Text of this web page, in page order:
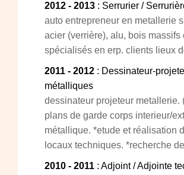
2012 - 2013 : Serrurier /
auto entrepreneur en metallerie
acier (verrière), alu, bois
spécialisés en erp. clients lieux
2011 - 2012 : Dessinateur-
métalliques
dessinateur projeteur
plans de garde corps interieur/
métallique. *etude et réalisation
locaux techniques. *recherche
2010 - 2011 : Adjoint / Adjointe